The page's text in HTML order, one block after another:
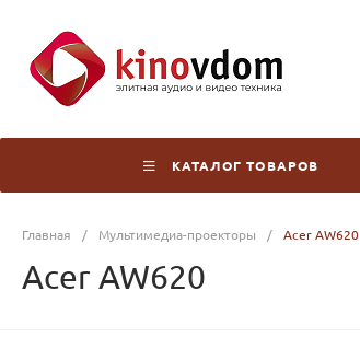
КАТАЛОГ ТОВАРОВ
Главная / Мультимедиа-проекторы / Acer AW620
Acer AW620